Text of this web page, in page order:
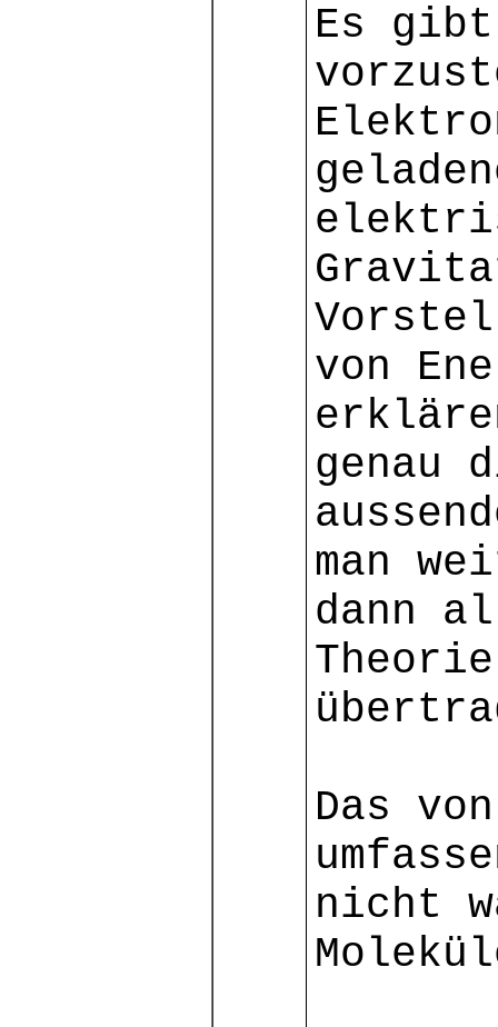
Es
von
genau
man
dann
Das
nicht